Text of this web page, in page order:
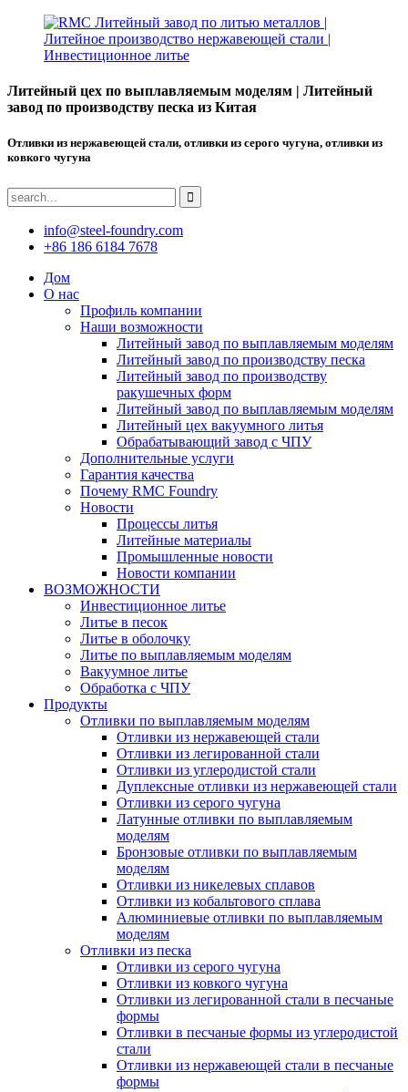
Литейный цех по выплавляемым моделям | Литейный
завод по производству песка из Китая
Отливки из нержавеющей стали, отливки из серого чугуна, отливки из
ковкого чугуна
info@steel-foundry.com
+86 186 6184 7678
Дом
О нас
Профиль компании
Наши возможности
Литейный завод по выплавляемым моделям
Литейный завод по производству песка
Литейный завод по производству
ракушечных форм
Литейный завод по выплавляемым моделям
Литейный цех вакуумного литья
Обрабатывающий завод с ЧПУ
Дополнительные услуги
Гарантия качества
Почему RMC Foundry
Новости
Процессы литья
Литейные материалы
Промышленные новости
Новости компании
ВОЗМОЖНОСТИ
Инвестиционное литье
Литье в песок
Литье в оболочку
Литье по выплавляемым моделям
Вакуумное литье
Обработка с ЧПУ
Продукты
Отливки по выплавляемым моделям
Отливки из нержавеющей стали
Отливки из легированной стали
Отливки из углеродистой стали
Дуплексные отливки из нержавеющей стали
Отливки из серого чугуна
Латунные отливки по выплавляемым
моделям
Бронзовые отливки по выплавляемым
моделям
Отливки из никелевых сплавов
Отливки из кобальтового сплава
Алюминиевые отливки по выплавляемым
моделям
Отливки из песка
Отливки из серого чугуна
Отливки из ковкого чугуна
Отливки из легированной стали в песчаные
формы
Отливки в песчаные формы из углеродистой
стали
Отливки из нержавеющей стали в песчаные
формы